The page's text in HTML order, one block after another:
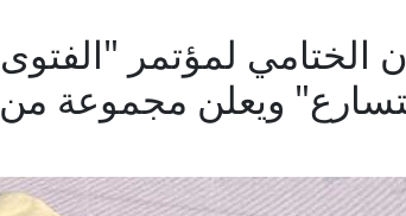
الختامي لمؤتمر "الفتوى
متسارع" ويعلن مجموعة من